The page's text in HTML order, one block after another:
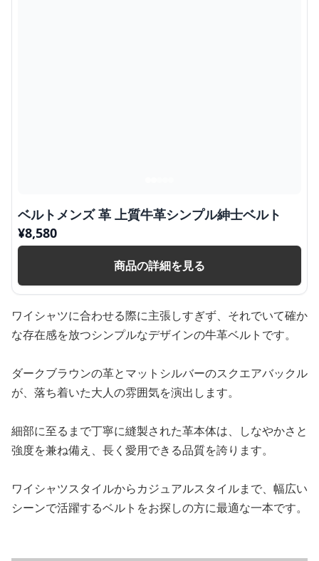
ベルトメンズ 革 上質牛革シンプル紳士ベルト
¥8,580
商品の詳細を見る
ワイシャツに合わせる際に主張しすぎず、それでいて確か
な存在感を放つシンプルなデザインの牛革ベルトです。
ダークブラウンの革とマットシルバーのスクエアバックル
が、落ち着いた大人の雰囲気を演出します。
細部に至るまで丁寧に縫製された革本体は、しなやかさと
強度を兼ね備え、長く愛用できる品質を誇ります。
ワイシャツスタイルからカジュアルスタイルまで、幅広い
シーンで活躍するベルトをお探しの方に最適な一本です。